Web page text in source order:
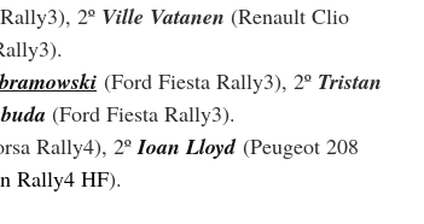
2º Ville Vatanen (Renault Clio
(Ford Fiesta Rally3), 2º Tristan
(Ford Fiesta Rally3).
Rally4), 2º Ioan Lloyd (Peugeot 208
Rally4 HF).